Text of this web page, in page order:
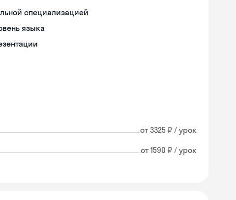
специализацией
языка
от 3325 ₽ / урок
от 1590 ₽ / урок